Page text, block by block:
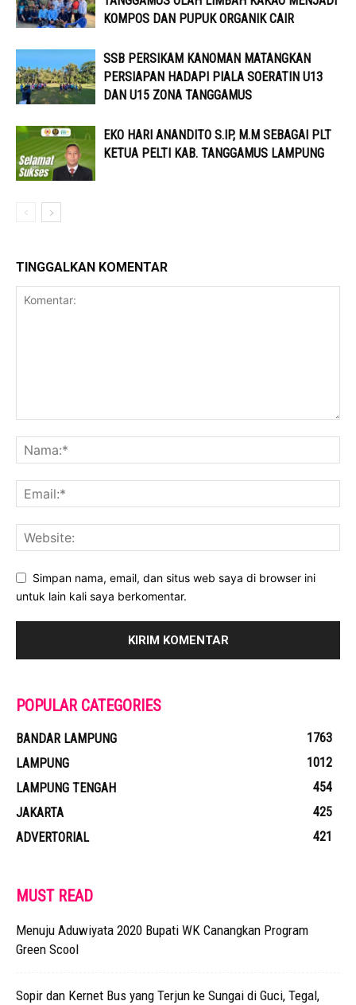
KOMPOS DAN PUPUK ORGANIK CAIR
SSB PERSIKAM KANOMAN MATANGKAN
PERSIAPAN HADAPI PIALA SOERATIN U13
DAN U15 ZONA TANGGAMUS
EKO HARI ANANDITO S.IP, M.M SEBAGAI PLT
KETUA PELTI KAB. TANGGAMUS LAMPUNG
TINGGALKAN KOMENTAR
Simpan nama, email, dan situs web saya di browser ini
untuk lain kali saya berkomentar.
POPULAR CATEGORIES
BANDAR LAMPUNG
1763
LAMPUNG
1012
LAMPUNG TENGAH
454
JAKARTA
425
ADVERTORIAL
421
MUST READ
Menuju Aduwiyata 2020 Bupati WK Canangkan Program
Green Scool
Sopir dan Kernet Bus yang Terjun ke Sungai di Guci, Tegal,